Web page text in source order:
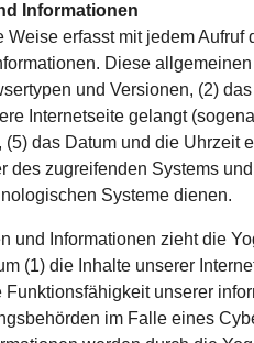
Informationen
erfasst mit jedem
Diese
und Versionen, (2)
Internetseite gelangt
das Datum und die
des zugreifenden Systems
Systeme dienen.
und Informationen zieht die
(1) die Inhalte unserer
unserer
im Falle eines